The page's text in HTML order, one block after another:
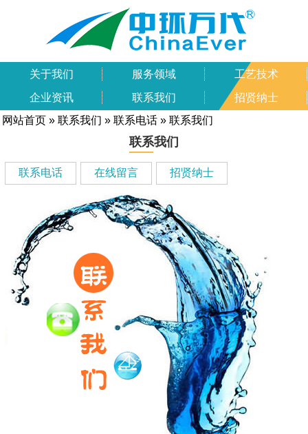
关于我们 服务领域
工艺技术
企业资讯
联系我们
招贤纳士
网站首页 » 联系我们 » 联系电话 » 联系我们
联系我们
联系电话 在线留言 招贤纳士